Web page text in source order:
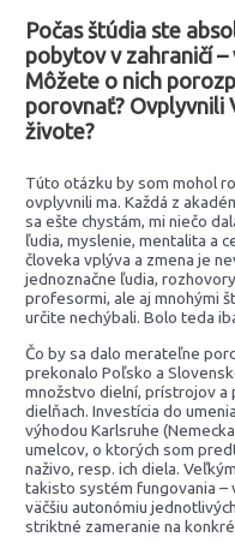
Počas štúdia ste
pobytov v zahraničí –
Môžete o nich
porovnať? Ovplyvnili
živote?
Túto otázku by som mohol
ovplyvnili ma. Každá z
sa ešte chystám, mi niečo
ľudia, myslenie, mentalita a
človeka vplýva a zmena je
jednoznačne ľudia,
profesormi, ale aj mnohými
určite nechýbali. Bolo teda
Čo by sa dalo merateľne
prekonalo Poľsko a
množstvo dielní, prístrojov a
dielňach. Investícia do
výhodou Karlsruhe
umelcov, o ktorých som
naživo, resp. ich diela.
takisto systém fungovania –
väčšiu autonómiu
striktné zameranie na